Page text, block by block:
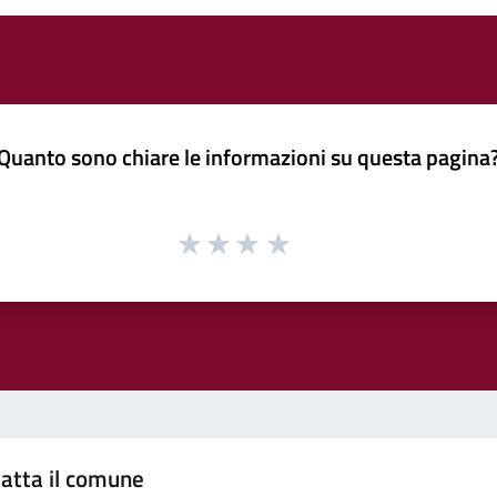
sono chiare le informazioni su questa
il comune